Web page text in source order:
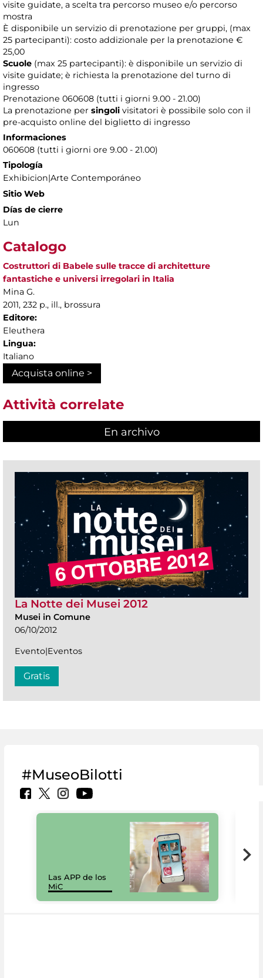
visite guidate, a scelta tra percorso museo e/o percorso
mostra
È disponibile un servizio di prenotazione per gruppi, (max
25 partecipanti): costo addizionale per la prenotazione €
25,00
Scuole (max 25 partecipanti): è disponibile un servizio di
visite guidate; è richiesta la prenotazione del turno di
ingresso
Prenotazione 060608 (tutti i giorni 9.00 - 21.00)
La prenotazione per singoli visitatori è possibile solo con il
pre-acquisto online del biglietto di ingresso
Informaciones
060608 (tutti i giorni ore 9.00 - 21.00)
Tipología
Exhibicion|Arte Contemporáneo
Sitio Web
Días de cierre
Lun
Catalogo
Costruttori di Babele sulle tracce di architetture
fantastiche e universi irregolari in Italia
Mina G.
2011, 232 p., ill., brossura
Editore:
Eleuthera
Lingua:
Italiano
Acquista online >
Attività correlate
En archivo
La Notte dei Musei 2012
Musei in Comune
06/10/2012
Evento|Eventos
Gratis
#MuseoBilotti
Las APP de los
MiC